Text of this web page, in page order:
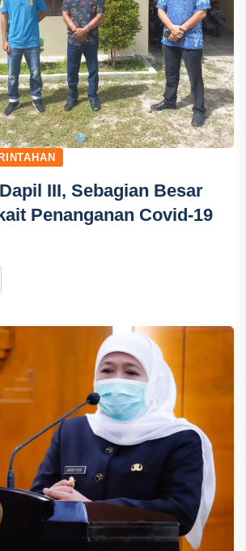
III, Sebagian Besar
Penanganan Covid-19